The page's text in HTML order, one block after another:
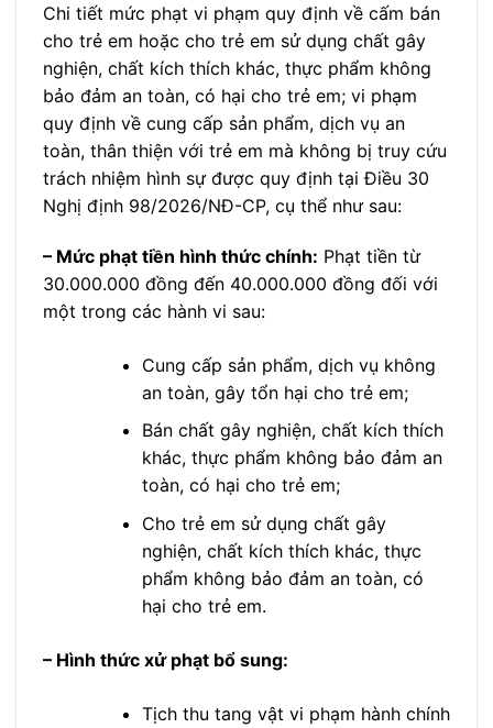
Chi tiết mức phạt vi phạm quy định về cấm bán
cho trẻ em hoặc cho trẻ em sử dụng chất gây
nghiện, chất kích thích khác, thực phẩm không
bảo đảm an toàn, có hại cho trẻ em; vi phạm
quy định về cung cấp sản phẩm, dịch vụ an
toàn, thân thiện với trẻ em mà không bị truy cứu
trách nhiệm hình sự được quy định tại Điều 30
Nghị định 98/2026/NĐ-CP, cụ thể như sau:
– Mức phạt tiền hình thức chính: Phạt tiền từ
30.000.000 đồng đến 40.000.000 đồng đối với
một trong các hành vi sau:
Cung cấp sản phẩm, dịch vụ không
an toàn, gây tổn hại cho trẻ em;
Bán chất gây nghiện, chất kích thích
khác, thực phẩm không bảo đảm an
toàn, có hại cho trẻ em;
Cho trẻ em sử dụng chất gây
nghiện, chất kích thích khác, thực
phẩm không bảo đảm an toàn, có
hại cho trẻ em.
– Hình thức xử phạt bổ sung:
Tịch thu tang vật vi phạm hành chính